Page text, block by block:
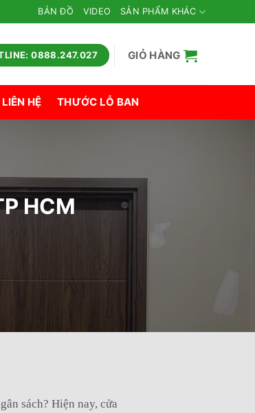
BẢN ĐỒ VIDEO SẢN PHẨM KHÁC
0888.247.027 GIỎ HÀNG
LIÊN HỆ THƯỚC LỖ BAN
HCM
sách? Hiện nay, cửa